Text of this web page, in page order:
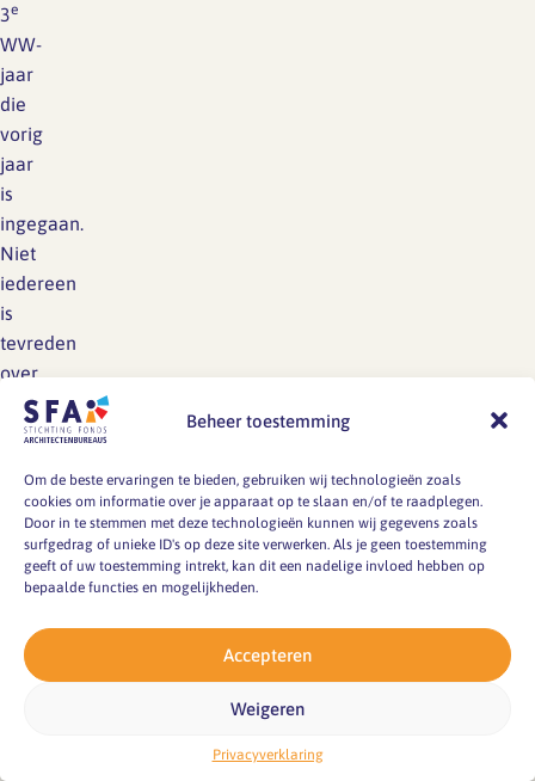
Beheer toestemming
Om de beste ervaringen te bieden, gebruiken wij technologieën zoals
cookies om informatie over je apparaat op te slaan en/of te raadplegen.
Door in te stemmen met deze technologieën kunnen wij gegevens zoals
surfgedrag of unieke ID's op deze site verwerken. Als je geen toestemming
geeft of uw toestemming intrekt, kan dit een nadelige invloed hebben op
bepaalde functies en mogelijkheden.
Accepteren
Weigeren
Privacyverklaring
3e
WW-
jaar
die
vorig
jaar
is
ingegaan.
Niet
iedereen
is
tevreden
over
regeling
dienstverlening
van
SPAWW.
Wendbaarheid